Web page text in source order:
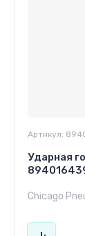
Артикул:
Ударная
Chicago